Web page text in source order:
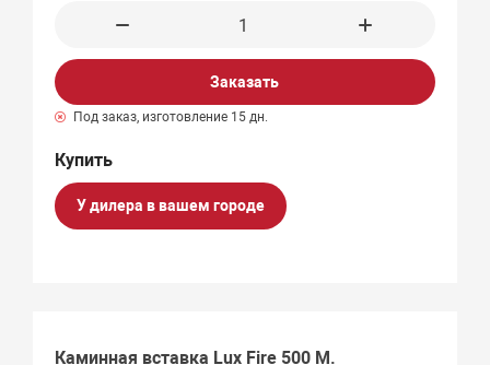
Заказать
Под заказ, изготовление 15 дн.
У дилера в вашем городе
Каминная вставка Lux Fire 500 М.